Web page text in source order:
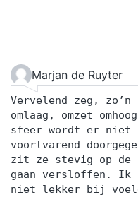
Marjan de Ruyter
Vervelend zeg,
omlaag, omzet
sfeer wordt er niet
voortvarend
zit ze stevig op
gaan versloffen. Ik
niet lekker bij